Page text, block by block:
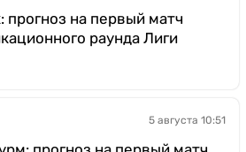
прогноз на первый матч
раунда Лиги
5 августа 10:51